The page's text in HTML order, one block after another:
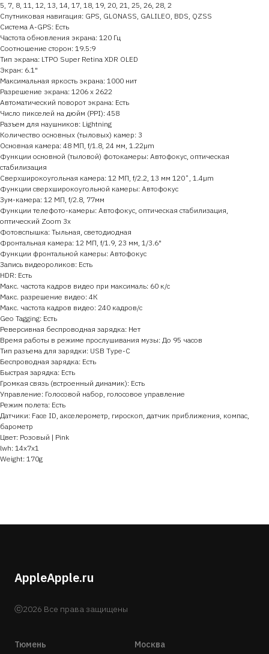
5, 7, 8, 11, 12, 13, 14, 17, 18, 19, 20, 21, 25, 26, 28, 2
Спутниковая навигация: GPS, GLONASS, GALILEO, BDS, QZSS
Система A-GPS: Есть
Частота обновления экрана: 120 Гц
Соотношение сторон: 19.5:9
Тип экрана: LTPO Super Retina XDR OLED
Экран: 6.1"
Максимальная яркость экрана: 1000 нит
Разрешение экрана: 1206 x 2622
Автоматический поворот экрана: Есть
Число пикселей на дюйм (PPI): 458
Разъем для наушников: Lightning
Количество основных (тыловых) камер: 3
Основная камера: 48 МП, f/1.8, 24 мм, 1.22µm
Функции основной (тыловой) фотокамеры: Автофокус, оптическая
стабилизация
Сверхширокоугольная камера: 12 МП, f/2.2, 13 мм 120˚, 1.4µm
Функции сверхширокоугольной камеры: Автофокус
Зум-камера: 12 МП, f/2.8, 77мм
Функции телефото-камеры: Автофокус, оптическая стабилизация,
оптический Zoom 3x
Фотовспышка: Тыльная, светодиодная
Фронтальная камера: 12 МП, f/1.9, 23 мм, 1/3.6"
Функции фронтальной камеры: Автофокус
Запись видеороликов: Есть
HDR: Есть
Макс. частота кадров видео при максималь: 60 к/c
Макс. разрешение видео: 4К
Макс. частота кадров видео: 240 кадров/с
Geo Tagging: Есть
Реверсивная беспроводная зарядка: Нет
Время работы в режиме прослушивания музы: До 95 часов
Тип разъема для зарядки: USB Type-C
Беспроводная зарядка: Есть
Быстрая зарядка: Есть
Громкая связь (встроенный динамик): Есть
Управление: Голосовой набор, голосовое управление
Режим полета: Есть
Датчики: Face ID, акселерометр, гироскоп, датчик приближения, компас,
барометр
Цвет: Розовый | Pink
lwh: 14x7x1
Weight: 170g
AppleApple.ru
ⓒ2026 Все права защищены
Тюмень Москва